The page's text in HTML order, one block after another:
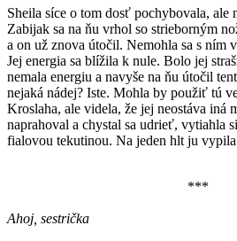
Sheila síce o tom dosť pochybovala, ale
Zabijak sa na ňu vrhol so strieborným
a on už znova útočil. Nemohla sa s ním
Jej energia sa blížila k nule. Bolo jej
nemala energiu a navyše na ňu útočil
nejaká nádej? Iste. Mohla by použiť tú
Kroslaha, ale videla, že jej neostáva iná
naprahoval a chystal sa udrieť, vytiahla
fialovou tekutinou. Na jeden hlt ju
***
Ahoj, sestrička